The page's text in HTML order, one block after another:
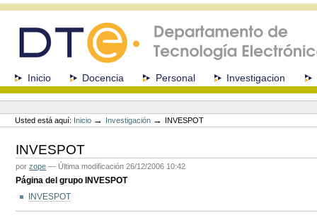
navegación
SeccionesInicio Docencia Personal Investigacion
Herramientas
Personales
Usted está aquí: Inicio → Investigación → INVESPOT
INVESPOT
porzope — Última modificación 26/12/2006 10:42
Página del grupo INVESPOT
INVESPOT